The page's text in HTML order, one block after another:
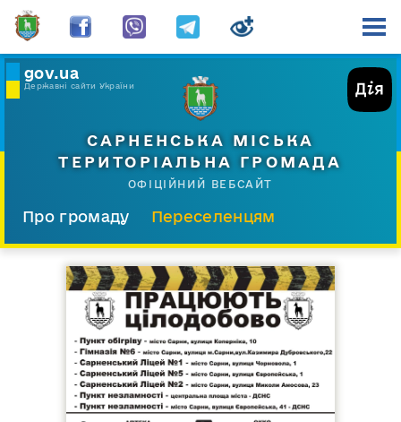
gov.ua
Державні сайти України
САРНЕНСЬКА МІСЬКА
ТЕРИТОРІАЛЬНА ГРОМАДА
ОФІЦІЙНИЙ ВЕБСАЙТ
Про громаду
Переселенцям
Прес-центр